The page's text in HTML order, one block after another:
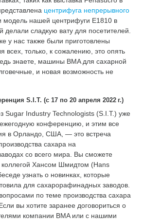
центрифуга непрерывного
модель нашей центрифуги E1810 в
делали сладкую вату для посетителей.
у нас также были приготовлены
всех, только, к сожалению, это опять
знаете, машины BMA для сахарной
и новая возможность не
S.I.T. (с 17 по 20 апреля 2022 г.)
Sugar Industry Technologists (S.I.T.) уже
конференцию, и этим все
в Орландо, США, — это встреча
сахара на
со всего мира. Вы сможете
коллегой Хансом Шмидтом (Hans
узнать о новинках, которые
для сахарорафинадных заводов.
по теме производства сахара
вы хотите заранее договориться о
компании BMA или с нашими